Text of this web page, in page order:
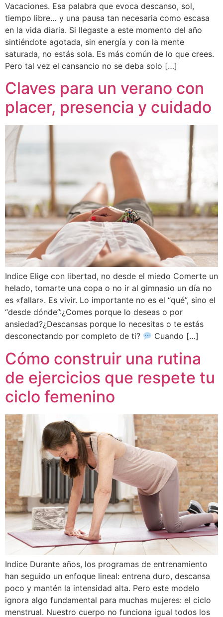
Vacaciones. Esa palabra que evoca descanso, sol,
tiempo libre… y una pausa tan necesaria como escasa
en la vida diaria. Si llegaste a este momento del año
sintiéndote agotada, sin energía y con la mente
saturada, no estás sola. Es más común de lo que crees.
Pero tal vez el cansancio no se deba solo […]
Claves para un verano con
placer, presencia y cuidado
Indice Elige con libertad, no desde el miedo Comerte un
helado, tomarte una copa o no ir al gimnasio un día no
es «fallar». Es vivir. Lo importante no es el “qué”, sino el
“desde dónde”:¿Comes porque lo deseas o por
ansiedad?¿Descansas porque lo necesitas o te estás
desconectando por completo de ti?
Cuando […]
Cómo construir una rutina
de ejercicios que respete tu
ciclo femenino
Indice Durante años, los programas de entrenamiento
han seguido un enfoque lineal: entrena duro, descansa
poco y mantén la intensidad alta. Pero este modelo
ignora algo fundamental para muchas mujeres: el ciclo
menstrual. Nuestro cuerpo no funciona igual todos los